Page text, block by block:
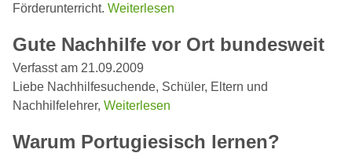
Förderunterricht. Weiterlesen
Gute Nachhilfe vor Ort bundesweit
Verfasst am 21.09.2009
Liebe Nachhilfesuchende, Schüler, Eltern und
Nachhilfelehrer, Weiterlesen
Warum Portugiesisch lernen?